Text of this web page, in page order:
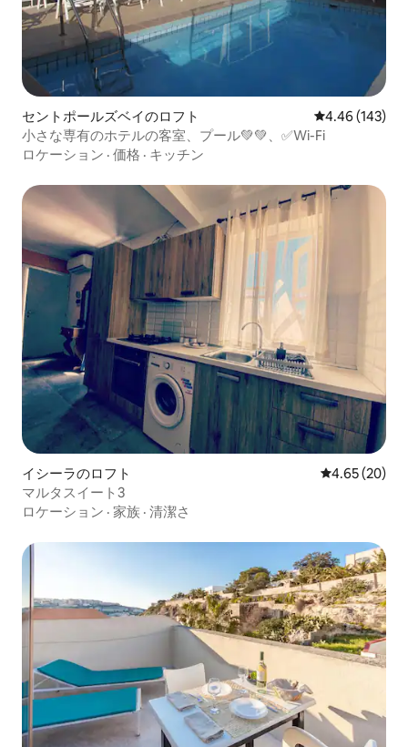
セントポールズベイのロフト レビュー143
4.46 (143)
小さな専有のホテルの客室、プール💚💚、✅Wi-Fi
ロケーション · 価格 · キッチン
イシーラのロフト レビュー20
4.65 (20)
マルタスイート3
ロケーション · 家族 · 清潔さ